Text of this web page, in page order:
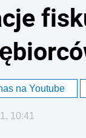
na Youtube
10:41